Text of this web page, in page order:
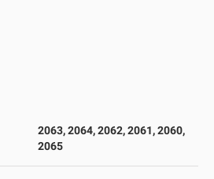
2063, 2064, 2062, 2061, 2060,
2065